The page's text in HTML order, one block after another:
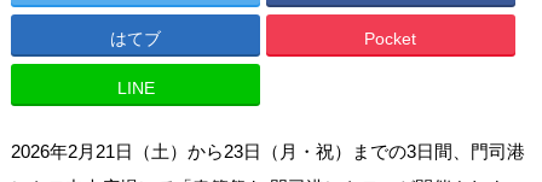
はてブ Pocket
LINE
2026年2月21日（土）から23日（月・祝）までの3日間、門司港